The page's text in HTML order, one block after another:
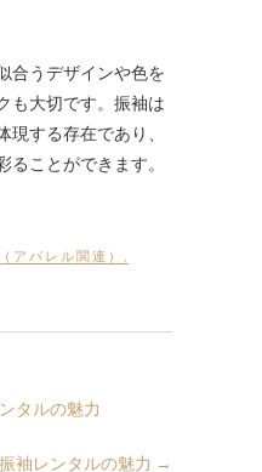
合うデザインや色を
も大切です。振袖は
現する存在であり、
ことができます。
アパレル関連）
タルの魅力
袖レンタルの魅力 →